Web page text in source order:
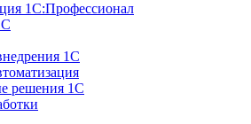
1С:Профессионал
1С
решения 1С